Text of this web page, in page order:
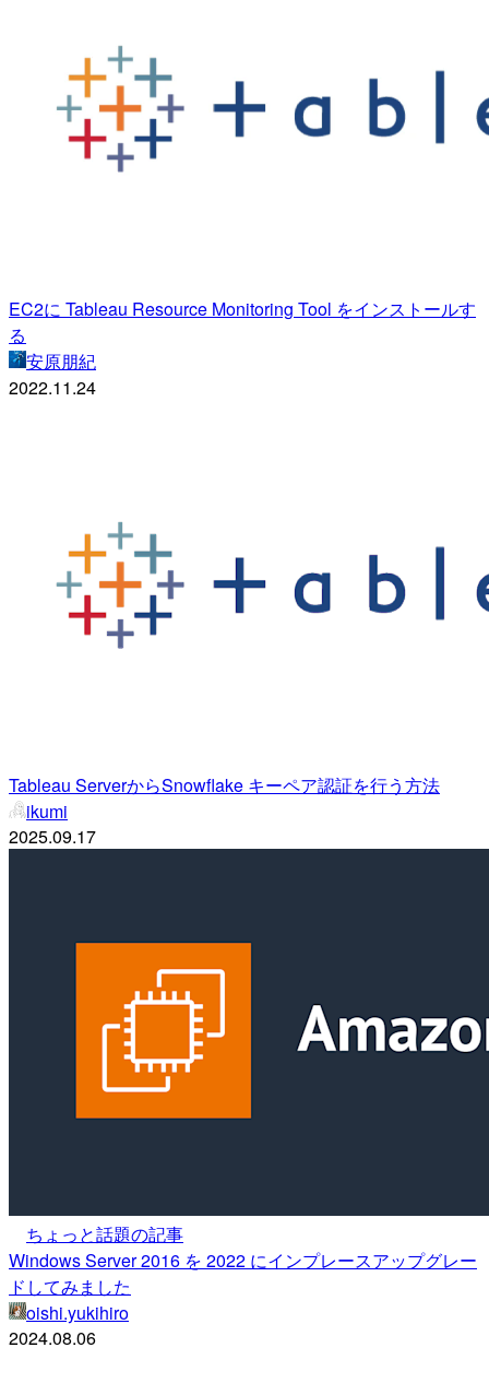
EC2に Tableau Resource Monitoring Tool をインストールす
る
安原朋紀
2022.11.24
Tableau ServerからSnowflake キーペア認証を行う方法
ikumi
2025.09.17
ちょっと話題の記事
Windows Server 2016 を 2022 にインプレースアップグレー
ドしてみました
oishi.yukihiro
2024.08.06